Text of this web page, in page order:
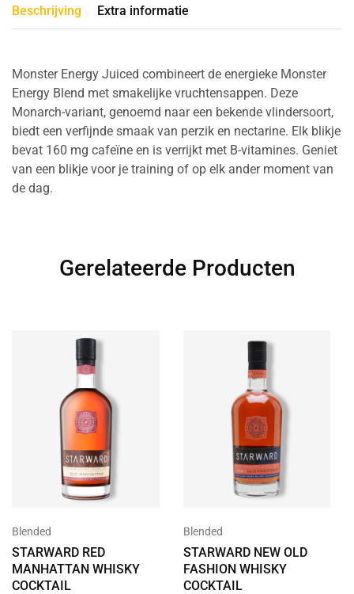
Beschrijving Extra informatie
Monster Energy Juiced combineert de energieke Monster
Energy Blend met smakelijke vruchtensappen. Deze
Monarch-variant, genoemd naar een bekende vlindersoort,
biedt een verfijnde smaak van perzik en nectarine. Elk blikje
bevat 160 mg cafeïne en is verrijkt met B-vitamines. Geniet
van een blikje voor je training of op elk ander moment van
de dag.
Gerelateerde Producten
Blended
STARWARD RED
MANHATTAN WHISKY
COCKTAIL
Blended
STARWARD NEW OLD
FASHION WHISKY
COCKTAIL